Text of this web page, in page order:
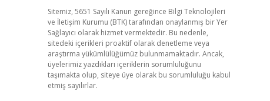
Sitemiz, 5651 Sayılı Kanun gereğince Bilgi Teknolojileri
ve İletişim Kurumu (BTK) tarafından onaylanmış bir Yer
Sağlayıcı olarak hizmet vermektedir. Bu nedenle,
sitedeki içerikleri proaktif olarak denetleme veya
araştırma yükümlülüğümüz bulunmamaktadır. Ancak,
üyelerimiz yazdıkları içeriklerin sorumluluğunu
taşımakta olup, siteye üye olarak bu sorumluluğu kabul
etmiş sayılırlar.